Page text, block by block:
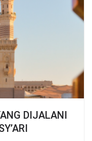
DIJALANI